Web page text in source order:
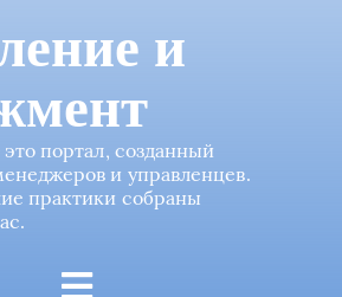
и
портал, созданный
и управленцев.
практики собраны